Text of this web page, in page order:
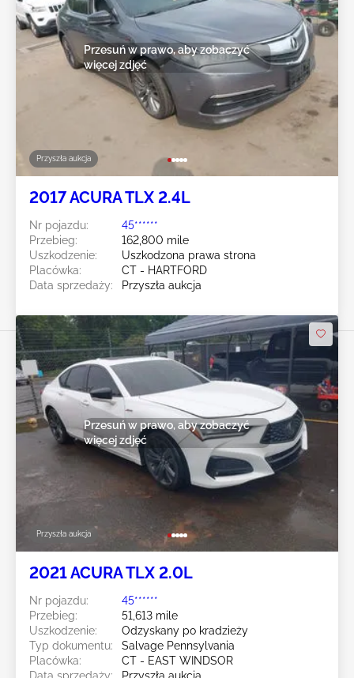
Przyszła aukcja
Przesuń w prawo, aby zobaczyć
więcej zdjęć
2017 ACURA TLX 2.4L
Nr pojazdu:
45******
Przebieg:
162,800 mile
Uszkodzenie:
Uszkodzona prawa strona
Placówka:
CT - HARTFORD
Data sprzedaży:
Przyszła aukcja
Przyszła aukcja
Przesuń w prawo, aby zobaczyć
więcej zdjęć
2021 ACURA TLX 2.0L
Nr pojazdu:
45******
Przebieg:
51,613 mile
Uszkodzenie:
Odzyskany po kradzieży
Typ dokumentu:
Salvage Pennsylvania
Placówka:
CT - EAST WINDSOR
Data sprzedaży:
Przyszła aukcja